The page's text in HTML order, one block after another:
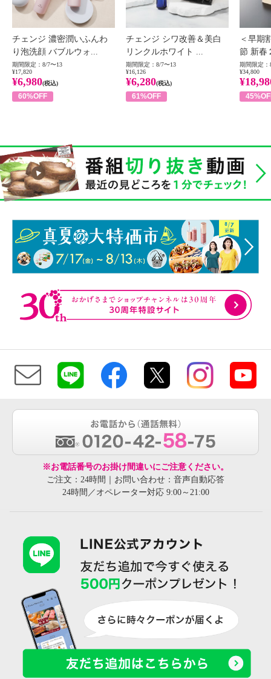
チェンジ 濃密潤いふんわ
り泡洗顔 バブルウォ...
期間限定：8/7〜13
¥17,820
¥6,980(税込)
60%OFF
チェンジ シワ改善＆美白
リンクルホワイト ...
期間限定：8/7〜13
¥16,126
¥6,280(税込)
61%OFF
＜早期
節 新春
期間限定：
¥34,800
※お電話番号のお掛け間違いにご注意ください。
ご注文：24時間｜お問い合わせ：音声自動応答
24時間／オペレーター対応 9:00～21:00